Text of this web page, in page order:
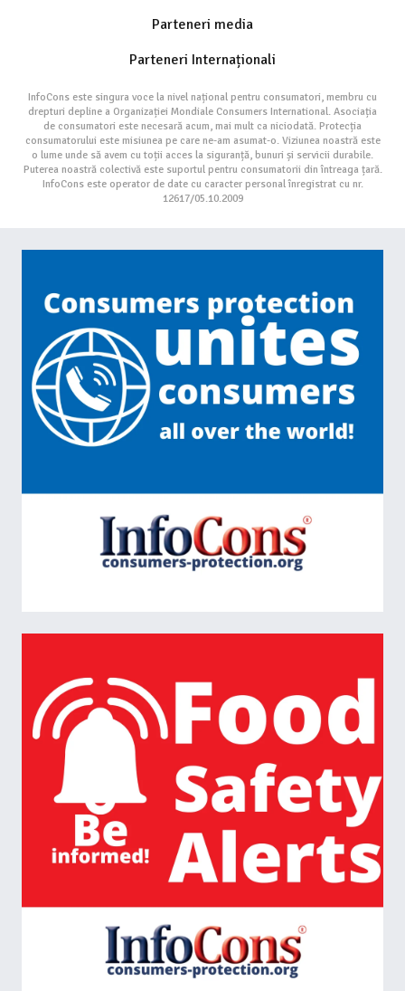
Parteneri media
Parteneri Internaționali
InfoCons este singura voce la nivel național pentru consumatori, membru cu
drepturi depline a Organizației Mondiale Consumers International. Asociația
de consumatori este necesară acum, mai mult ca niciodată. Protecția
consumatorului este misiunea pe care ne-am asumat-o. Viziunea noastră este
o lume unde să avem cu toții acces la siguranță, bunuri și servicii durabile.
Puterea noastră colectivă este suportul pentru consumatorii din întreaga țară.
InfoCons este operator de date cu caracter personal înregistrat cu nr.
12617/05.10.2009